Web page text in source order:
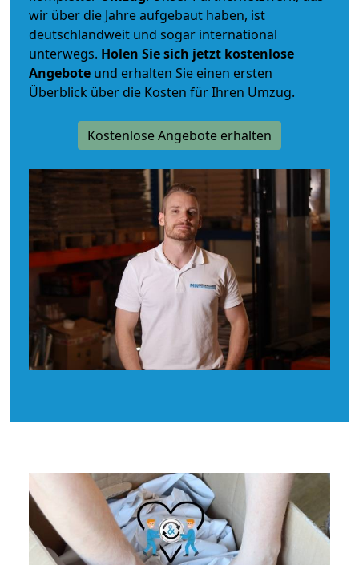
wir über die Jahre aufgebaut haben, ist
deutschlandweit und sogar international
unterwegs. Holen Sie sich jetzt kostenlose
Angebote und erhalten Sie einen ersten
Überblick über die Kosten für Ihren Umzug.
Kostenlose Angebote erhalten